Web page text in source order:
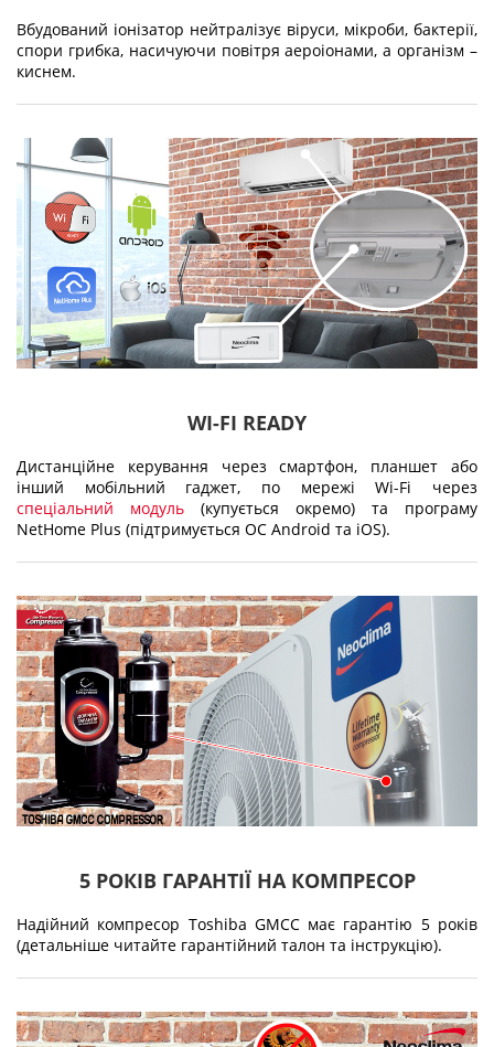
Вбудований іонізатор нейтралізує віруси, мікроби, бактерії,
спори грибка, насичуючи повітря аероіонами, а організм –
киснем.
WI-FI READY
Дистанційне керування через смартфон, планшет або
інший мобільний гаджет, по мережі Wi-Fi через
спеціальний модуль (купується окремо) та програму
NetHome Plus (підтримується ОС Android та iOS).
5 РОКІВ ГАРАНТІЇ НА КОМПРЕСОР
Надійний компресор Toshiba GMCC має гарантію 5 років
(детальніше читайте гарантійний талон та інструкцію).